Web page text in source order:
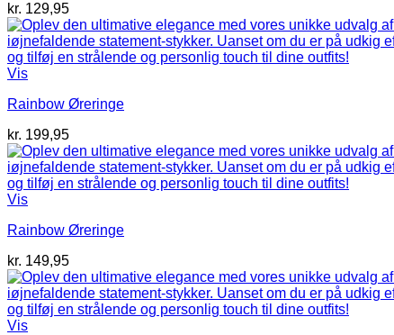
kr. 129,95
Vis
Rainbow Øreringe
kr. 199,95
Vis
Rainbow Øreringe
kr. 149,95
Vis